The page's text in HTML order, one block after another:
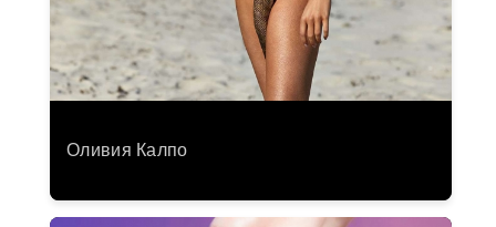
Оливия Калпо